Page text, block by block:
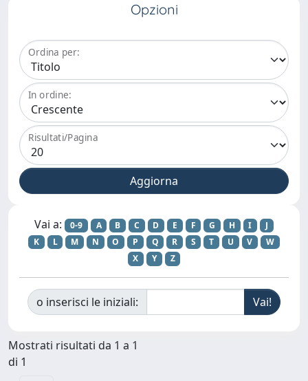
Opzioni
Ordina per:
In ordine:
Risultati/Pagina
Vai a: 0-9 A B C D E F G H I
J
K
L M N O P Q R S T U V
W
X
Y Z
o inserisci le iniziali:
Mostrati risultati da 1 a 1
di 1